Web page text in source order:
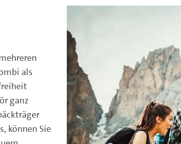
als
ganz
können Sie